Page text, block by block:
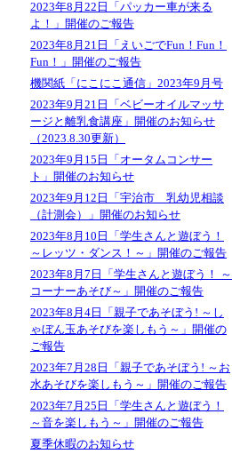
2023年8月22日「パッカー車が来る
よ！」開催のご報告
2023年8月21日「えいごでFun！Fun！
Fun！」開催のご報告
機関紙「にこにこ通信」2023年9月号
2023年9月21日「ベビーオイルマッサ
ージと離乳食講座」開催のお知らせ
（2023.8.30更新）
2023年9月15日「オータムコンサー
ト」開催のお知らせ
2023年9月12日「宇治市 乳幼児相談
（計測会）」開催のお知らせ
2023年8月10日「学生さんと遊ぼう！
～レッツ・ダンス！～」開催のご報告
2023年8月7日「学生さんと遊ぼう！ ～
コーナーあそび～」開催のご報告
2023年8月4日「親子であそぼう! ～し
ゃぼん玉あそびを楽しもう～」開催の
ご報告
2023年7月28日「親子であそぼう! ～お
水あそびを楽しもう～」開催のご報告
2023年7月25日「学生さんと遊ぼう！
～音を楽しもう～」開催のご報告
夏季休暇のお知らせ